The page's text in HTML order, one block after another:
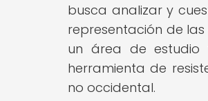
busca analizar y
representación de
un área de estudio
herramienta de
no occidental.